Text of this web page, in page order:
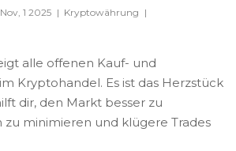
Nov, 1 2025 | Kryptowährung |
alle offenen Kauf- und
Kryptohandel. Es ist das Herzstück
dir, den Markt besser zu
zu minimieren und klügere Trades